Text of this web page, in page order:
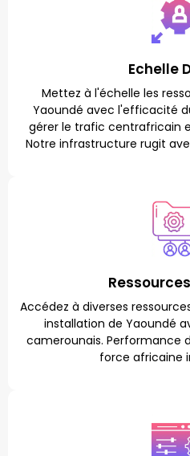
Echelle
Mettez à l'échelle les
Yaoundé avec l'efficacité
gérer le trafic centrafricain
Notre infrastructure rugit
Accédez à diverses
installation de Yaoundé
camerounais. Performance
force africaine